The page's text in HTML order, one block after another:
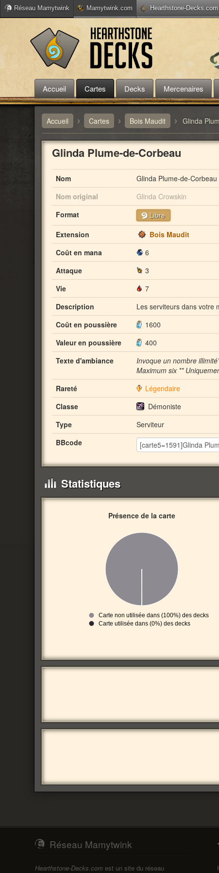
Réseau Mamytwink Mamytwink.com Hearthstone-Decks.com
Accueil Cartes Decks Mercenaires
Accueil › Cartes › Bois Maudit › Glinda
Glinda Plume-de-Corbeau
Nom
Glinda Plume-de-Corbeau
Nom original
Glinda Crowskin
Format
Libre
Extension
Bois Maudit
Coût en mana
6
Attaque
3
Vie
7
Description
Les serviteurs dans votre
Coût en poussière
1600
Valeur en poussière
400
Texte d'ambiance
Invoque un nombre
Maximum six **
Rareté
Légendaire
Classe
Démoniste
Type
Serviteur
BBcode
Statistiques
Présence de la carte
Carte non utilisée dans (100%) des decks
Carte utilisée dans (0%) des decks
Réseau Mamytwink
Hearthstone-Decks.com est un site du réseau